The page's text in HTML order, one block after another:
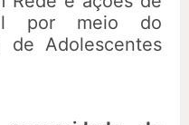
por meio do
de Adolescentes